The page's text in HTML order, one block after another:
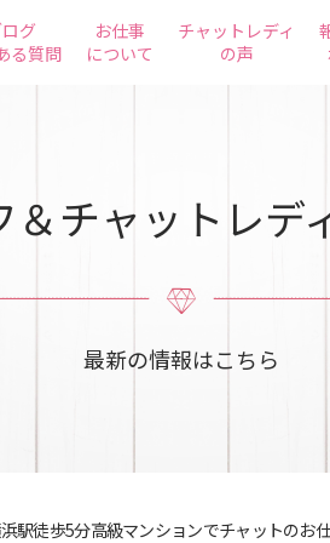
グ
る質問
お仕事
について
チャットレディ
の声
＆チャットレデ
最新の情報はこちら
駅徒歩5分高級マンションでチャットのお